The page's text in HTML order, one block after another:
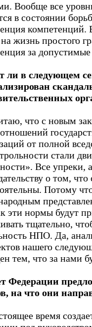
Вообще все
в состоянии
компетенций.
жизнь простого
за
ли в следующем
что с новым
от полной
стали
Все упреки,
о том,
Потому
эти нормы будут
тщательно,
НПО. Да,
нашего
тем, что за нами
Федерации
на что они
время